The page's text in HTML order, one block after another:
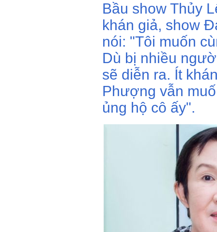
Bầu show Thủy
khán giả, show
nói: "Tôi muốn
Dù bị nhiều
sẽ diễn ra. Ít
Phượng vẫn
ủng hộ cô ấy".